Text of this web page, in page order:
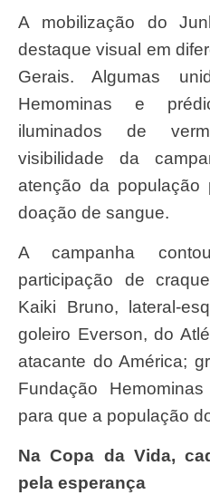
A mobilização do Junho Vermelho ganhou
destaque visual em
Gerais. Algumas
Hemominas e
iluminados de
visibilidade da
atenção da população
doação de sangue.
A campanha contou também com a
participação de
Kaiki Bruno, lateral-
goleiro Everson, do
atacante do América;
Fundação
para que a população
Na Copa da Vida, cada doação é um gol
pela esperança